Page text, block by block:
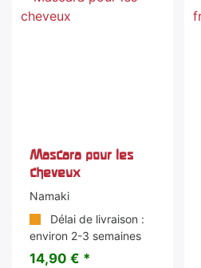
Mascara pour les
cheveux
Namaki
Délai de livraison :
environ 2-3 semaines
14,90 € *